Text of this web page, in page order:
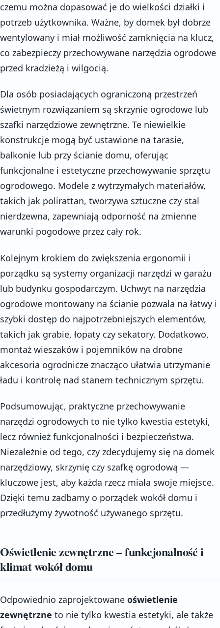
czemu można dopasować je do wielkości działki i
potrzeb użytkownika. Ważne, by domek był dobrze
wentylowany i miał możliwość zamknięcia na klucz,
co zabezpieczy przechowywane narzędzia ogrodowe
przed kradzieżą i wilgocią.
Dla osób posiadających ograniczoną przestrzeń
świetnym rozwiązaniem są skrzynie ogrodowe lub
szafki narzędziowe zewnętrzne. Te niewielkie
konstrukcje mogą być ustawione na tarasie,
balkonie lub przy ścianie domu, oferując
funkcjonalne i estetyczne przechowywanie sprzętu
ogrodowego. Modele z wytrzymałych materiałów,
takich jak polirattan, tworzywa sztuczne czy stal
nierdzewna, zapewniają odporność na zmienne
warunki pogodowe przez cały rok.
Kolejnym krokiem do zwiększenia ergonomii i
porządku są systemy organizacji narzędzi w garażu
lub budynku gospodarczym. Uchwyt na narzędzia
ogrodowe montowany na ścianie pozwala na łatwy i
szybki dostęp do najpotrzebniejszych elementów,
takich jak grabie, łopaty czy sekatory. Dodatkowo,
montaż wieszaków i pojemników na drobne
akcesoria ogrodnicze znacząco ułatwia utrzymanie
ładu i kontrolę nad stanem technicznym sprzętu.
Podsumowując, praktyczne przechowywanie
narzędzi ogrodowych to nie tylko kwestia estetyki,
lecz również funkcjonalności i bezpieczeństwa.
Niezależnie od tego, czy zdecydujemy się na domek
narzędziowy, skrzynię czy szafkę ogrodową —
kluczowe jest, aby każda rzecz miała swoje miejsce.
Dzięki temu zadbamy o porządek wokół domu i
przedłużymy żywotność używanego sprzętu.
Oświetlenie zewnętrzne – funkcjonalność i
klimat wokół domu
Odpowiednio zaprojektowane oświetlenie
zewnętrzne to nie tylko kwestia estetyki, ale także